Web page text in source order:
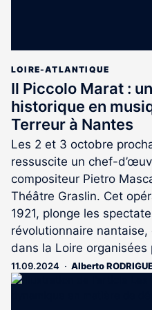
LOIRE-ATLANTIQUE
Il Piccolo Marat :
historique en
Terreur à Nantes
Les 2 et 3 octobre
ressuscite un chef-
compositeur Pietro
Théâtre Graslin. Cet
1921, plonge les
révolutionnaire
dans la Loire organisées
11.09.2024 Alberto